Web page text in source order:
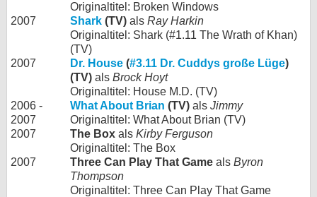
Originaltitel: Broken Windows
2007
Shark (TV) als Ray Harkin
Originaltitel: Shark (#1.11 The Wrath of Khan)
(TV)
2007
Dr. House (#3.11 Dr. Cuddys große Lüge)
(TV) als Brock Hoyt
Originaltitel: House M.D. (TV)
2006 -
2007
What About Brian (TV) als Jimmy
Originaltitel: What About Brian (TV)
2007
The Box als Kirby Ferguson
Originaltitel: The Box
2007
Three Can Play That Game als Byron
Thompson
Originaltitel: Three Can Play That Game